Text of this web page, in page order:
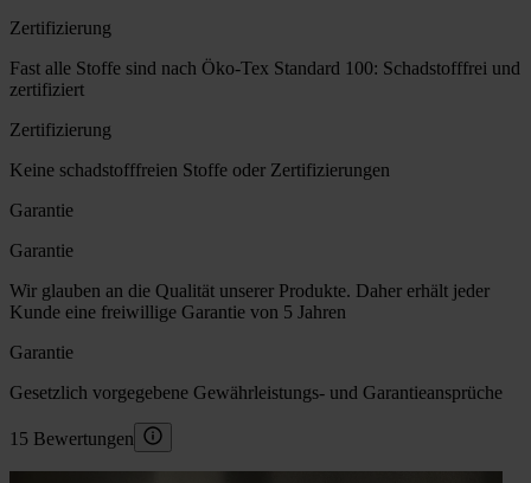
Zertifizierung
Fast alle Stoffe sind nach Öko-Tex Standard 100: Schadstofffrei und
zertifiziert
Zertifizierung
Keine schadstofffreien Stoffe oder Zertifizierungen
Garantie
Garantie
Wir glauben an die Qualität unserer Produkte. Daher erhält jeder
Kunde eine freiwillige Garantie von 5 Jahren
Garantie
Gesetzlich vorgegebene Gewährleistungs- und Garantieansprüche
15 Bewertungen